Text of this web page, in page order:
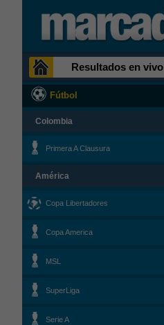
Resultados en vivo
Fútbol
Colombia
Primera A Clausura
América
Copa Libertadores
Copa America
MSL
SuperLiga
Serie A
01-08-2026
02-08-2026